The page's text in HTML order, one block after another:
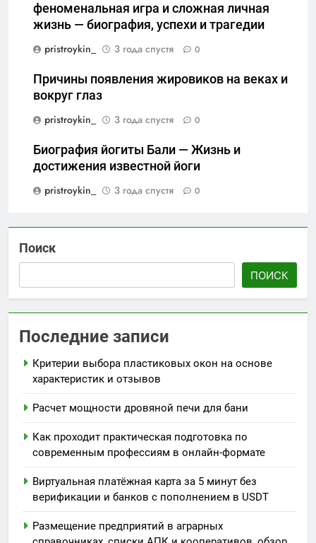
феноменальная игра и сложная личная
жизнь — биография, успехи и трагедии
pristroykin_
3 года спустя 0
Причины появления жировиков на веках и
вокруг глаз
pristroykin_
3 года спустя 0
Биография йогиты Бали — Жизнь и
достижения известной йоги
pristroykin_
3 года спустя 0
Поиск
ПОИСК
Последние записи
Критерии выбора пластиковых окон на основе
характеристик и отзывов
Расчет мощности дровяной печи для бани
Как проходит практическая подготовка по
современным профессиям в онлайн-формате
Виртуальная платёжная карта за 5 минут без
верификации и банков с пополнением в USDT
Размещение предприятий в аграрных